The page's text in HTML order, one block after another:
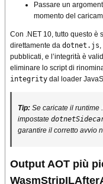
Passare un
momento del
Con .NET 10, tutto questo è
direttamente da dotnet.js
pubblicati, e l’integrità è
eliminare lo script di
integrity dal loader
Tip: Se caricate il runtime
impostate
garantire il corretto avvio
Output AOT più